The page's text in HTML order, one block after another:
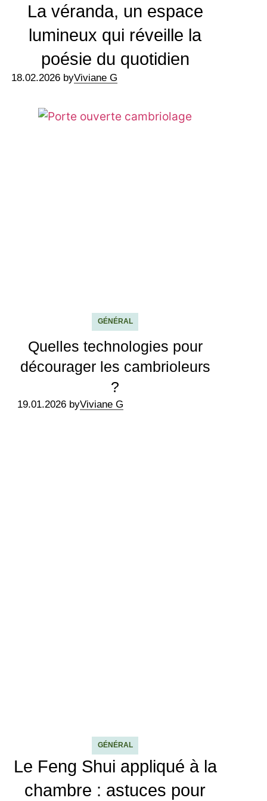
La véranda, un espace
lumineux qui réveille la
poésie du quotidien
18.02.2026 byViviane G
GÉNÉRAL
Quelles technologies pour
décourager les cambrioleurs
?
19.01.2026 byViviane G
GÉNÉRAL
Le Feng Shui appliqué à la
chambre : astuces pour